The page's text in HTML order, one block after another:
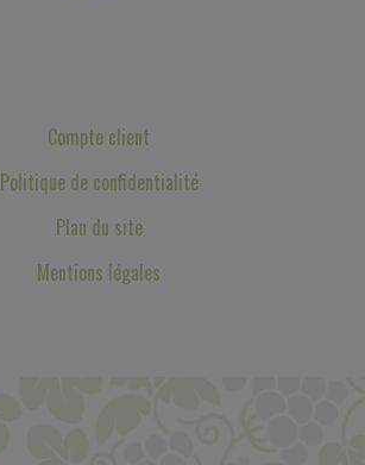
Compte client
Politique de confidentialité
Plan du site
Mentions légales